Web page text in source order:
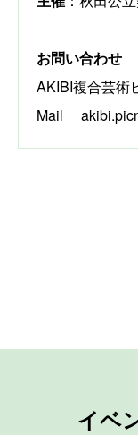
お問い合わせ
AKIBI複合芸術
Mail
イベ